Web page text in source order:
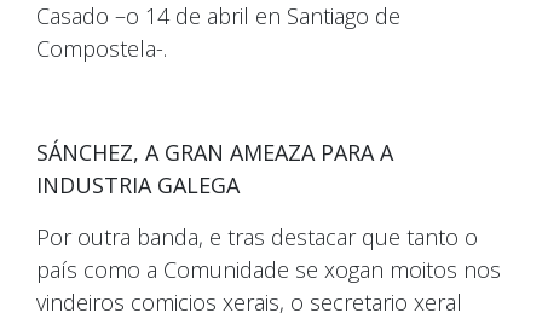
Casado –o 14 de abril en Santiago de
Compostela-.
SÁNCHEZ, A GRAN AMEAZA PARA A
INDUSTRIA GALEGA
Por outra banda, e tras destacar que tanto o
país como a Comunidade se xogan moitos nos
vindeiros comicios xerais, o secretario xeral